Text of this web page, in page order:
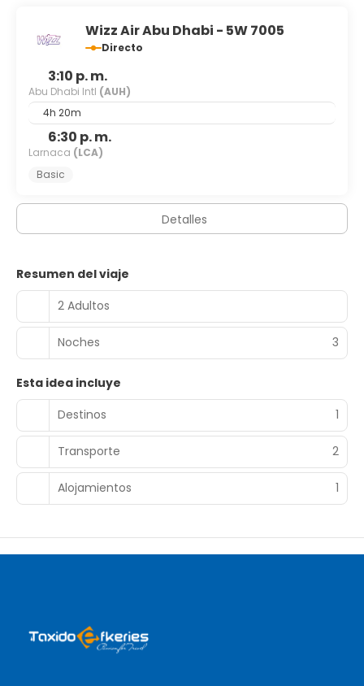
Wizz Air Abu Dhabi - 5W 7005
Directo
3:10 p. m.
Abu Dhabi Intl (AUH)
4h 20m
6:30 p. m.
Larnaca (LCA)
Basic
Detalles
Resumen del viaje
2 Adultos
Noches 3
Esta idea incluye
Destinos
1
Transporte 2
Alojamientos 1